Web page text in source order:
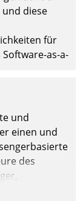
und diese
für
as-a-
und
einen und
des
oder